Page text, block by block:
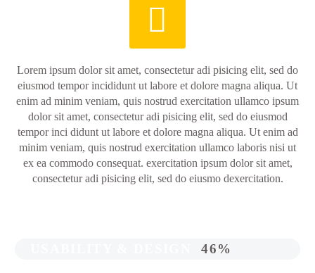


Lorem ipsum dolor sit amet, consectetur adi pisicing elit, sed do
eiusmod tempor incididunt ut labore et dolore magna aliqua. Ut
enim ad minim veniam, quis nostrud exercitation ullamco ipsum
dolor sit amet, consectetur adi pisicing elit, sed do eiusmod
tempor inci didunt ut labore et dolore magna aliqua. Ut enim ad
minim veniam, quis nostrud exercitation ullamco laboris nisi ut
ex ea commodo consequat. exercitation ipsum dolor sit amet,
consectetur adi pisicing elit, sed do eiusmo dexercitation.
46%